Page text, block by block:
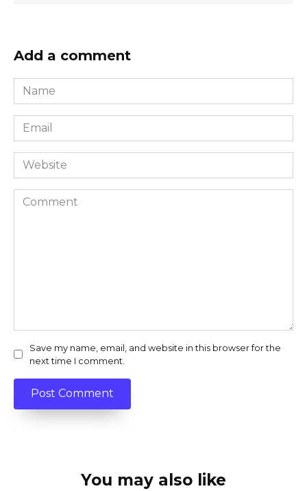
Add a comment
Name
*
Email
*
Website
Comment
Save my name, email, and website in this browser for the
next time I comment.
You may also like